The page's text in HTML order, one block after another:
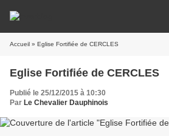
Accueil » Eglise Fortifiée de CERCLES
Eglise Fortifiée de CERCLES
Publié le 25/12/2015 à 10:30
Par Le Chevalier Dauphinois